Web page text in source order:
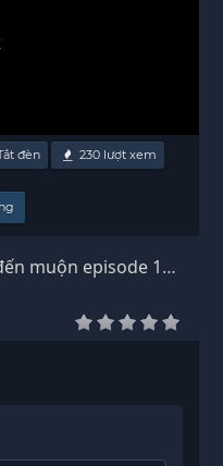
đèn 230lượt xem
muộn episode 1